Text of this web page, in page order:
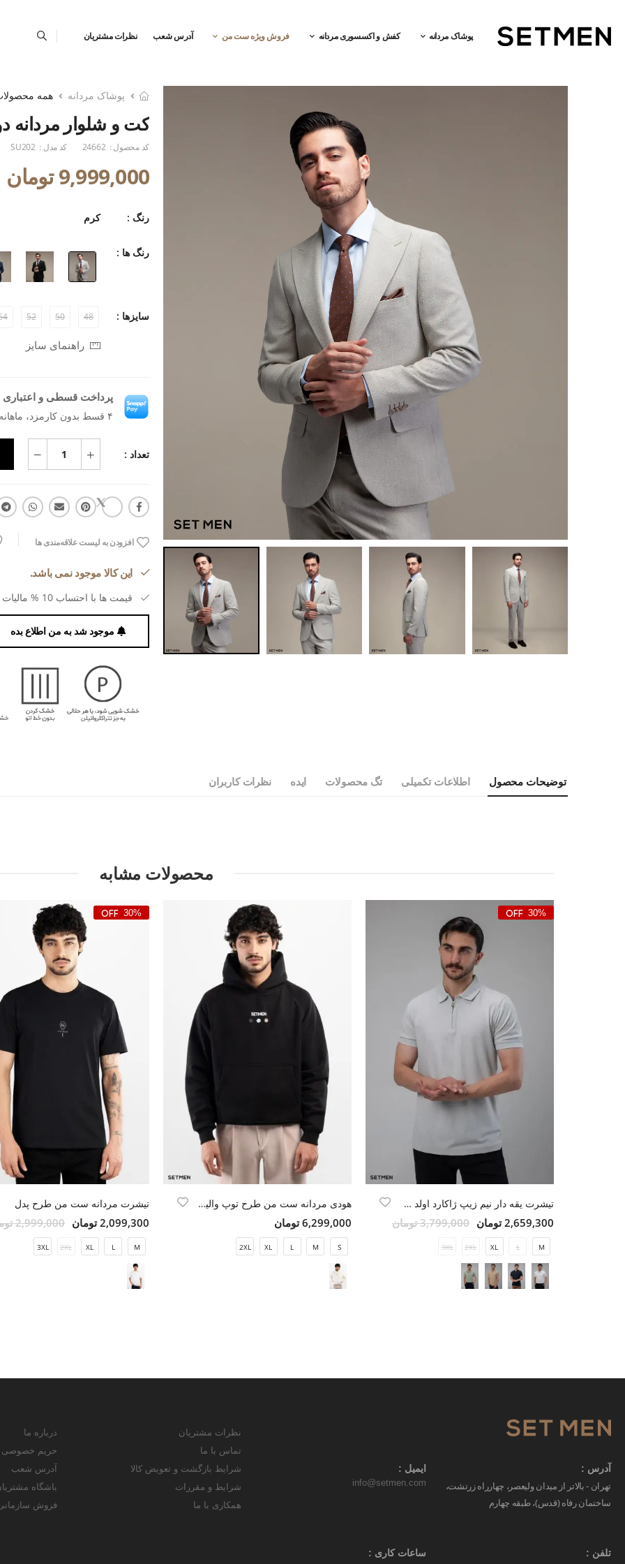
پوشاک مردانه کفش و اکسسوری مردانه فروش ویژه ست من آدرس شعب نظرات مشتریان
پوشاک مردانه همه
کت و شلوار مردانه
کد محصول : 24662 کد مدل : SU202
9,999,000 تومان
رنگ : کرم
رنگ ها :
سایزها : 48
50
52
راهنمای سایز
پرداخت قسطی و اعتباری
۴ قسط بدون کارمزد، ماهانه ۲٬۲۷۲٬۵۰۰ تومان
تعداد :
افزودن به لیست علاقه‌مندی ها
این کالا موجود نمی باشد.
قیمت ها با احتساب 10 % مالیات بر ارزش افزوده می باشد.
موجود شد به من اطلاع بده
توضیحات محصول اطلاعات تکمیلی تگ محصولات ایده نظرات کاربران
محصولات مشابه
30%
تیشرت یقه دار نیم زیپ ژاکارد اولد مانی
2,659,300 تومان 3,799,000 تومان
M
L
XL
2XL
3XL
هودی مردانه ست من طرح توپ والیبال
6,299,000 تومان
S
M
L
XL
2XL
30%
تیشرت مردانه ست من طرح پدل
2,099,300 تومان 2,999,000 تومان
M
L
XL
2XL
3XL
آدرس :
تهران - بالاتر از میدان ولیعصر، چهارراه زرتشت،
ساختمان رفاه (قدس)، طبقه چهارم
ایمیل :
info@setmen.com
تلفن : ساعات کاری :
نظرات مشتریان
تماس با ما
شرایط بازگشت و تعویض کالا
شرایط و مقررات
همکاری با ما
درباره ما
حریم خصوصی
آدرس شعب
باشگاه
فروش